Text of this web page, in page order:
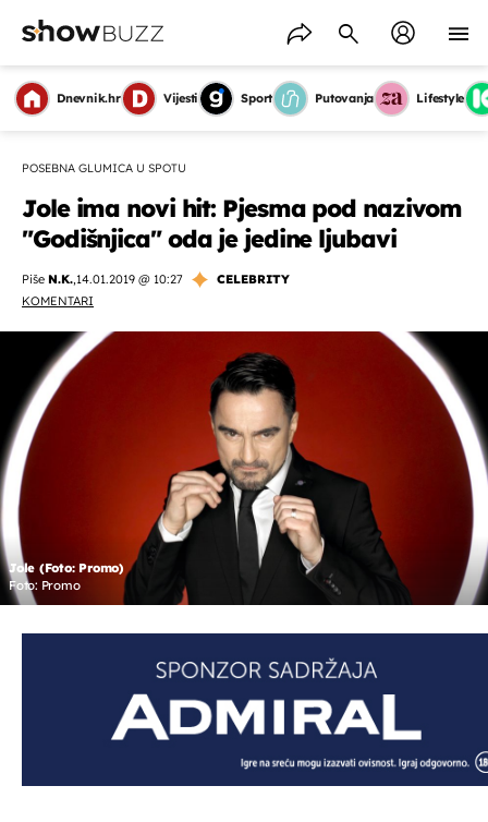
Dnevnik.hr Vijesti Sport Putovanja Lifestyle
POSEBNA GLUMICA U SPOTU
Jole ima novi hit: Pjesma pod nazivom
"Godišnjica" oda je jedine ljubavi
Piše N.K.,14.01.2019 @ 10:27
CELEBRITY
KOMENTARI
Jole (Foto: Promo)
Foto: Promo
OMOGUĆI OBAVIJESTI